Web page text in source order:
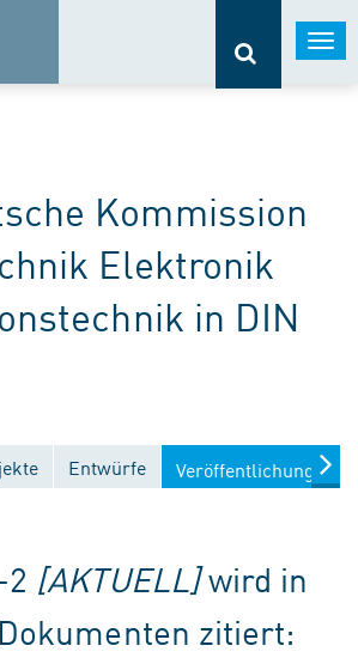
Kommission
Elektronik
in DIN
Entwürfe Veröffentlichungen
[AKTUELL]wird in
zitiert: